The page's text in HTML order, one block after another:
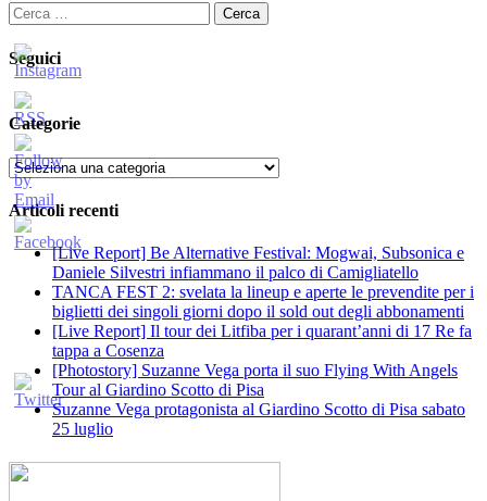
Ricerca
per:
Seguici
Categorie
Categorie
Articoli recenti
[Live Report] Be Alternative Festival: Mogwai, Subsonica e
Daniele Silvestri infiammano il palco di Camigliatello
TANCA FEST 2: svelata la lineup e aperte le prevendite per i
biglietti dei singoli giorni dopo il sold out degli abbonamenti
[Live Report] Il tour dei Litfiba per i quarant’anni di 17 Re fa
tappa a Cosenza
[Photostory] Suzanne Vega porta il suo Flying With Angels
Tour al Giardino Scotto di Pisa
Suzanne Vega protagonista al Giardino Scotto di Pisa sabato
25 luglio